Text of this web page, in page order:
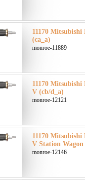
11170
(ca_a)
monroe-11889
11170
V (cb/d_a)
monroe-12121
11170
V Station
monroe-12146